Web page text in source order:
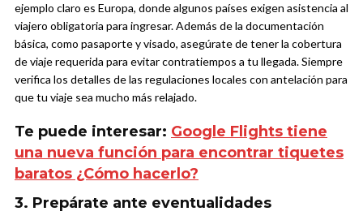
ejemplo claro es Europa, donde algunos países exigen asistencia al
viajero obligatoria para ingresar. Además de la documentación
básica, como pasaporte y visado, asegúrate de tener la cobertura
de viaje requerida para evitar contratiempos a tu llegada. Siempre
verifica los detalles de las regulaciones locales con antelación para
que tu viaje sea mucho más relajado.
Te puede interesar: Google Flights tiene
una nueva función para encontrar tiquetes
baratos ¿Cómo hacerlo?
3. Prepárate ante eventualidades